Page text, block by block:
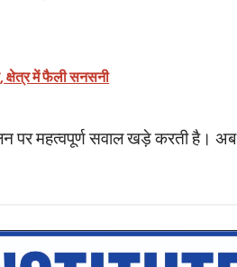
क्षेत्र में फैली सनसनी
पर महत्वपूर्ण सवाल खड़े करती है। अब